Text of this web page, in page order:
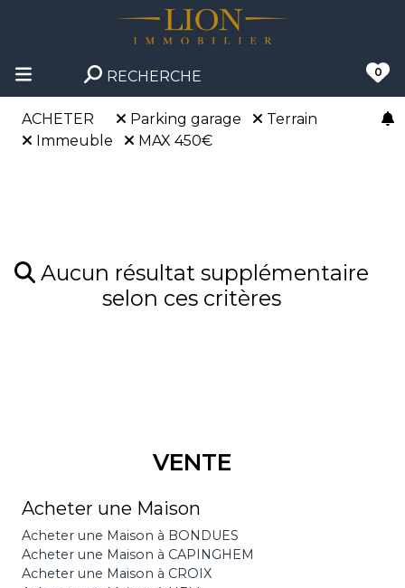
RECHERCHE 0
ACHETER Parking garage
Terrain
Immeuble
MAX 450€
Aucun résultat supplémentaire
selon ces critères
VENTE
Acheter une Maison
Acheter une Maison à BONDUES
Acheter une Maison à CAPINGHEM
Acheter une Maison à CROIX